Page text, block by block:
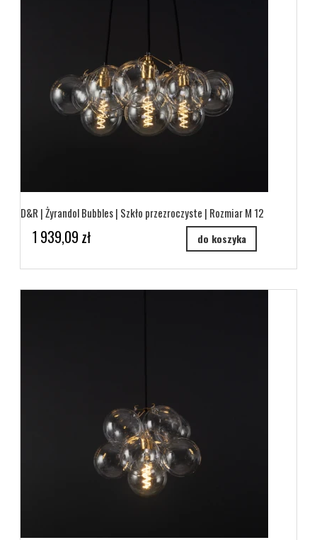
D&R | Żyrandol Bubbles | Szkło przezroczyste | Rozmiar M 12
1 939,09 zł do koszyka